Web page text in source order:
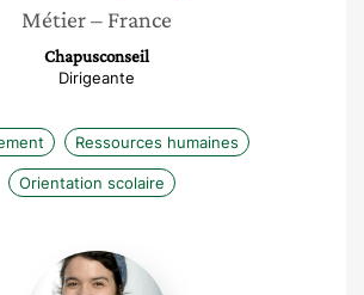
Métier– France
Chapusconseil
Dirigeante
Ressources humaines
Orientation scolaire
Louise
Désiles